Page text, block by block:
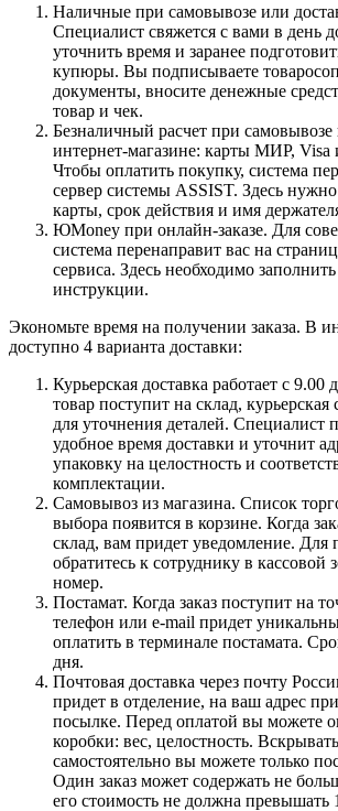
Наличные при самовывозе или
Специалист свяжется с вами в день
уточнить время и заранее
купюры. Вы подписываете
документы, вносите денежные
товар и чек.
Безналичный расчет при
интернет-магазине: карты МИР, Visa
Чтобы оплатить покупку, система
сервер системы ASSIST. Здесь
карты, срок действия и имя
ЮMoney при онлайн-заказе. Для
система перенаправит вас на
сервиса. Здесь необходимо
инструкции.
Экономьте время на получении заказа. В
доступно 4 варианта доставки:
Курьерская доставка работает с 9.00
товар поступит на склад, курьерская
для уточнения деталей. Специалист
удобное время доставки и уточнит
упаковку на целостность и
комплектации.
Самовывоз из магазина. Список
выбора появится в корзине. Когда
склад, вам придет уведомление. Для
обратитесь к сотруднику в кассовой
номер.
Постамат. Когда заказ поступит на
телефон или e-mail придет
оплатить в терминале постамата.
дня.
Почтовая доставка через почту
придет в отделение, на ваш адрес
посылке. Перед оплатой вы можете
коробки: вес, целостность.
самостоятельно вы можете только
Один заказ может содержать не
его стоимость не должна превышать